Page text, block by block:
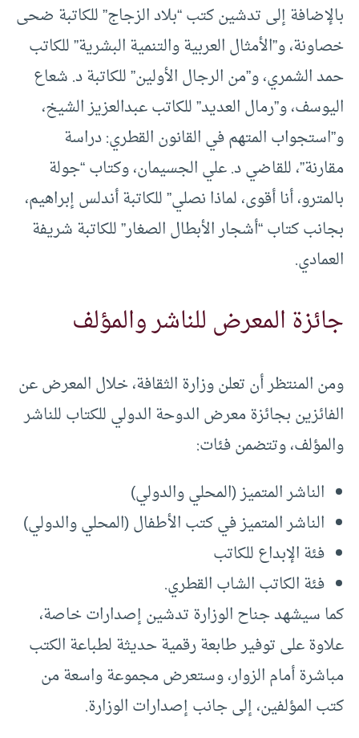
بالإضافة إلى تدشين كتب “بلاد الزجاج” للكاتبة ضحى
خصاونة، و”الأمثال العربية والتنمية البشرية” للكاتب
حمد الشمري، و”من الرجال الأولين” للكاتبة د. شعاع
اليوسف، و”رمال العديد” للكاتب عبدالعزيز الشيخ،
و”استجواب المتهم في القانون القطري: دراسة
مقارنة”، للقاضي د. علي الجسيمان، وكتاب “جولة
بالمترو، أنا أقوى، لماذا نصلي” للكاتبة أندلس إبراهيم،
بجانب كتاب “أشجار الأبطال الصغار” للكاتبة شريفة
العمادي.
جائزة المعرض للناشر والمؤلف
ومن المنتظر أن تعلن وزارة الثقافة، خلال المعرض عن
الفائزين بجائزة معرض الدوحة الدولي للكتاب للناشر
والمؤلف، وتتضمن فئات:
الناشر المتميز (المحلي والدولي)
الناشر المتميز في كتب الأطفال (المحلي والدولي)
فئة الإبداع للكاتب
فئة الكاتب الشاب القطري.
كما سيشهد جناح الوزارة تدشين إصدارات خاصة،
علاوة على توفير طابعة رقمية حديثة لطباعة الكتب
مباشرة أمام الزوار، وستعرض مجموعة واسعة من
كتب المؤلفين، إلى جانب إصدارات الوزارة.